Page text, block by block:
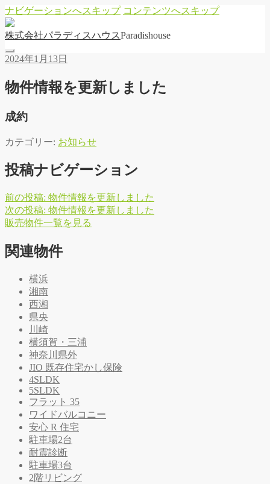
ナビゲーションへスキップ コンテンツへスキップ
株式会社パラディ スハウ スParadishouse
2024年1月13日
物件情報を更新しました
成約
カテゴリー: お知らせ
投稿ナビゲーション
前の投稿: 物件情報を更新しました
次の投稿: 物件情報を更新しました
販売物件一覧を 見る
関連物件
横浜
湘南
西湘
県央
川崎
横須賀・三浦
神奈川県外
JIO 既存住宅かし保険
4SLDK
5SLDK
フラット 35
ワイドバルコニー
安心 R 住宅
駐車場2台
耐震診断
駐車場3台
2階リビング